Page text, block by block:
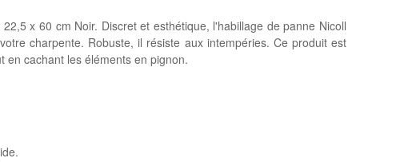
x 60 cm Noir. Discret et esthétique, l'habillage de panne Nicoll
charpente. Robuste, il résiste aux intempéries. Ce produit est
en cachant les éléments en pignon.